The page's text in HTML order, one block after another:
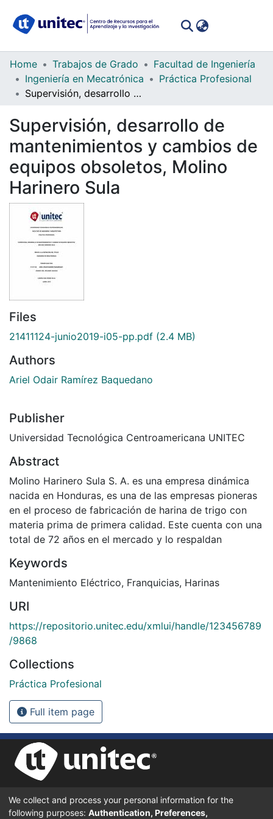
Communities
Collections
All of DSpace
Statistics
Home Trabajos de Grado
Facultad de Ingeniería
Ingeniería en Mecatrónica
Práctica Profesional
Supervisión, desarrollo de mantenimientos y cambios de equipos obsoletos, Molino Harinero Sula
Supervisión, desarrollo de
mantenimientos y cambios de
equipos obsoletos, Molino
Harinero Sula
Files
21411124-junio2019-i05-pp.pdf (2.4 MB)
Authors
Ariel Odair Ramírez Baquedano
Publisher
Universidad Tecnológica Centroamericana UNITEC
Abstract
Molino Harinero Sula S. A. es una empresa dinámica
nacida en Honduras, es una de las empresas pioneras
en el proceso de fabricación de harina de trigo con
materia prima de primera calidad. Este cuenta con una
total de 72 años en el mercado y lo respaldan
Keywords
Mantenimiento Eléctrico, Franquicias, Harinas
URI
https://repositorio.unitec.edu/xmlui/handle/123456789
/9868
Collections
Práctica Profesional
Full item page
UNIVERSIDAD TECNOLÓGICA CENTROAMERICANA UNITEC
BOULEVARD KENNEDY, V-782, FRENTE A RESIDENCIAL HONDURAS.
We collect and process your personal information for the
following purposes: Authentication, Preferences,